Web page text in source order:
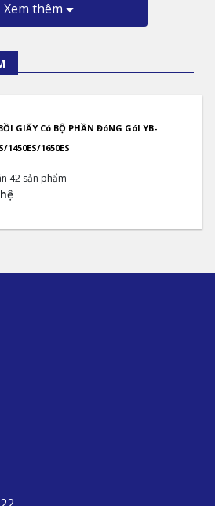
Xem thêm
GIẤY Có BỘ PHẦN ĐóNG GóI YB-
1450ES/1650ES
42 sản phẩm